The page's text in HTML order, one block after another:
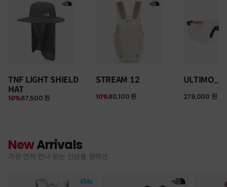
TNF LIGHT SHIELD
HAT
67,500 원
10%
STREAM 12
80,100 원
10% 279,000 원
NewArrivals
가장 먼저 만나 보는 신상품 컬렉션